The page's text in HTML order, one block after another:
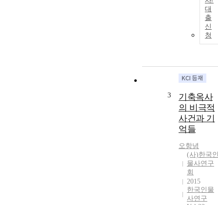
that he was a
government
official rather
than a pure
attention to
manage
Dynasty with a
statecraft
on Neo-
Confucianism.
Confucianism
could be the
fundamental
scheme of his
all political
ideas and
대
출
신
청
3
기축옥사
의 비극적
사건과 기
억들
오항녕
(사)한국
물사연구
회
2015
한국인물
사연구